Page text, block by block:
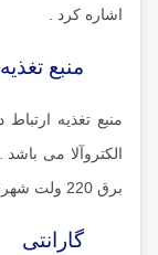
اشاره کرد .
منبع
منبع تغذیه
الکتروآلا می
برق 220 ولت شهری به 12 ولت است.
گارانتی